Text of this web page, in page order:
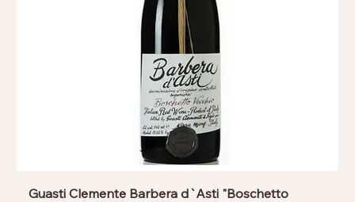
Guasti Clemente Barbera d`Asti "Boschetto